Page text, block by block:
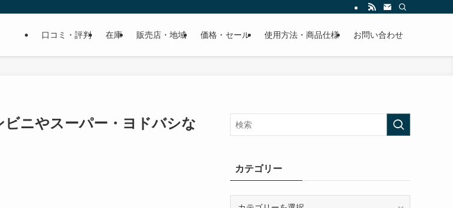
口コミ・評判 在庫 販売店・地域 価格・セール 使用方法・商品仕様 お問い合わせ
ニやスーパー・ヨドバシな
カテゴリー